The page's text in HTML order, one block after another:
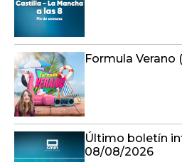
Formula
Último boletín
08/08/2026